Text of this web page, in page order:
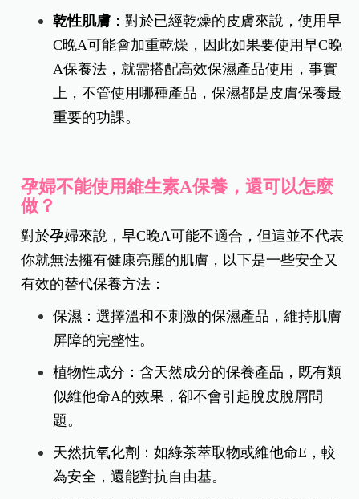
乾性肌膚 ：對於已經乾燥的皮膚來說，使用早
C晚A可能會加重乾燥，因此如果要使用早C晚
A保養法，就需搭配高效保濕產品使用，事實
上，不管使用哪種產品，保濕都是皮膚保養最
重要的功課。
孕婦不能使用維生素A保養，還可以怎麼
做？
對於孕婦來說，早C晚A可能不適合，但這並不代表
你就無法擁有健康亮麗的肌膚，以下是一些安全又
有效的替代保養方法：
保濕：選擇溫和不刺激的保濕產品，維持肌膚
屏障的完整性。
植物性成分：含天然成分的保養產品，既有類
似維他命A的效果，卻不會引起脫皮脫屑問
題 。
天然抗氧化劑：如綠茶萃取物或維他命E，較
為安全，還能對抗自由基。